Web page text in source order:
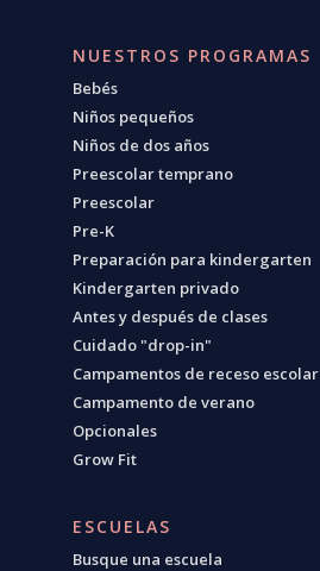
NUESTROS PROGRAMAS
Bebés
Niños pequeños
Niños de dos años
Preescolar temprano
Preescolar
Pre-K
Preparación para kindergarten
Kindergarten privado
Antes y después de clases
Cuidado "drop-in"
Campamentos de receso escolar
Campamento de verano
Opcionales
Grow Fit
ESCUELAS
Busque una escuela